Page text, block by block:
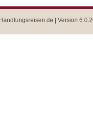
| Version